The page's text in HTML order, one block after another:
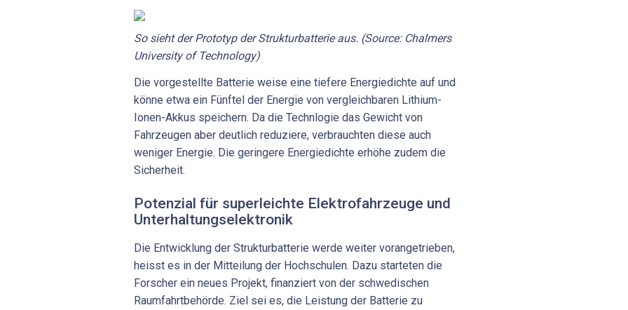
So sieht der Prototyp der Strukturbatterie aus. (Source: Chalmers
University of Technology)
Die vorgestellte Batterie weise eine tiefere Energiedichte auf und
könne etwa ein Fünftel der Energie von vergleichbaren Lithium-
Ionen-Akkus speichern. Da die Technlogie das Gewicht von
Fahrzeugen aber deutlich reduziere, verbrauchten diese auch
weniger Energie. Die geringere Energiedichte erhöhe zudem die
Sicherheit.
Potenzial für superleichte Elektrofahrzeuge und
Unterhaltungselektronik
Die Entwicklung der Strukturbatterie werde weiter vorangetrieben,
heisst es in der Mitteilung der Hochschulen. Dazu starteten die
Forscher ein neues Projekt, finanziert von der schwedischen
Raumfahrtbehörde. Ziel sei es, die Leistung der Batterie zu